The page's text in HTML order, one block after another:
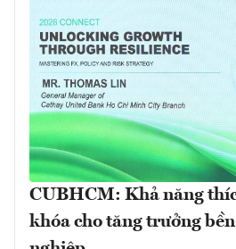
CUBHCM: Khả năng
khóa cho tăng trưởng